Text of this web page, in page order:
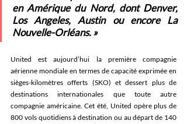
en Amérique du Nord, dont Denver,
Los Angeles, Austin ou encore La
Nouvelle-Orléans. »
United est aujourd’hui la première compagnie
aérienne mondiale en termes de capacité exprimée en
sièges-kilomètres offerts (SKO) et dessert plus de
destinations internationales que toute autre
compagnie américaine. Cet été, United opère plus de
800 vols quotidiens à destination ou au départ de 140